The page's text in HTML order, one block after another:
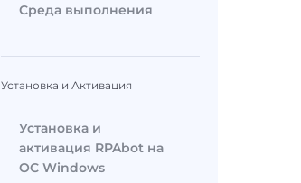
Среда выполнения
Установка и Активация
Установка и
активация RPAbot на
ОС Windows